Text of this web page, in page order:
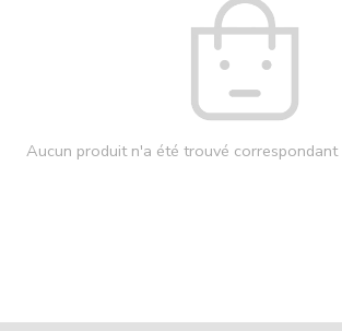
Aucun produit n'a été trouvé